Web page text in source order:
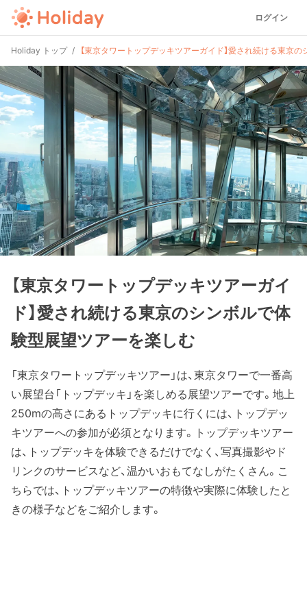
ログイン
Holiday トップ 【東京タワートップデッキツアーガイド】愛され続ける東京
【東京タワートップデッキツアーガイ
ド】愛され続ける東京のシンボルで体
験型展望ツアーを楽しむ
「東京タワートップデッキツアー」は、東京タワーで一番高
い展望台「トップデッキ」を楽しめる展望ツアーです。地上
250mの高さにあるトップデッキに行くには、トップデッ
キツアーへの参加が必須となります。トップデッキツアー
は、トップデッキを体験できるだけでなく、写真撮影やド
リンクのサービスなど、温かいおもてなしがたくさん。こ
ちらでは、トップデッキツアーの特徴や実際に体験したと
きの様子などをご紹介します。